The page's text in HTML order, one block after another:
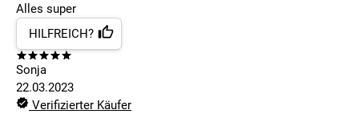
Alles super
HILFREICH?
Sonja
22.03.2023
Verifizierter Käufer